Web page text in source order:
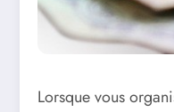
Lorsque vous